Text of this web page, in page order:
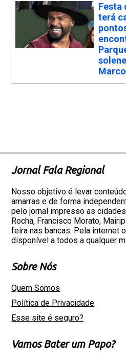
Festa
terá
Jornal Fala Regional
Nosso objetivo é levar
amarras e de forma
pelo jornal impresso as
Rocha, Francisco Morato,
feira nas bancas. Pela internet
disponível a todos a qualquer
Sobre Nós
Quem Somos
Política de Privacidade
Esse site é seguro?
Vamos Bater um Papo?